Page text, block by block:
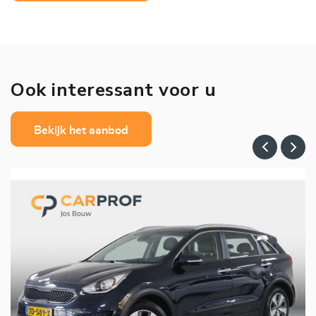
Ook interessant voor u
Bekijk het aanbod